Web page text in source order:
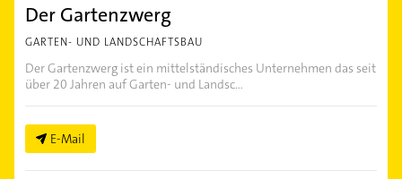
Der Gartenzwerg
GARTEN- UND LANDSCHAFTSBAU
Der Gartenzwerg ist ein mittelständisches Unternehmen das seit
über 20 Jahren auf Garten- und Landsc...
E-Mail